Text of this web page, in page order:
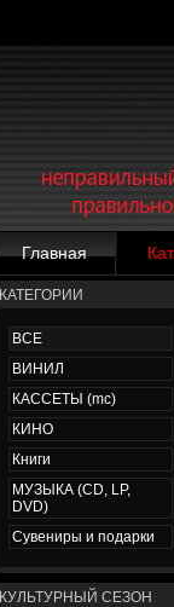
Главная
КАТЕГОРИИ
ВСЕ
ВИНИЛ
КАССЕТЫ (mc)
КИНО
Книги
МУЗЫКА (CD, LP,
DVD)
Сувениры и подарки
КУЛЬТУРНЫЙ СЕЗОН